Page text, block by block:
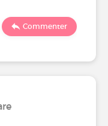
Commenter